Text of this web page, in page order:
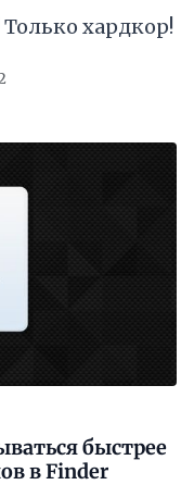
хардкор!
быстрее
в Finder